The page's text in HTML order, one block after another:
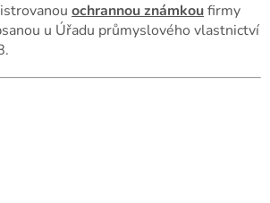
ochrannou známkoufirmy
u Úřadu průmyslového vlastnictví